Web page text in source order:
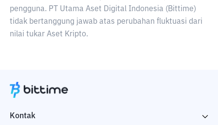
pengguna. PT Utama Aset Digital Indonesia (Bittime)
tidak bertanggung jawab atas perubahan fluktuasi dari
nilai tukar Aset Kripto.
Kontak